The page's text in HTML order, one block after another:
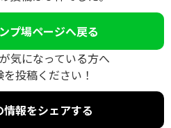
プ場ページへ戻る
気になっている方へ
投稿ください！
報をシェアする